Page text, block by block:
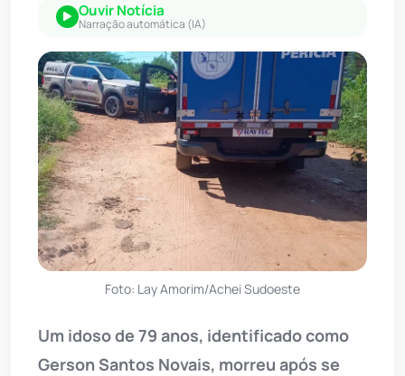
Ouvir Notícia
Narração automática (IA)
Foto: Lay Amorim/Achei Sudoeste
Um idoso de 79 anos, identificado como
Gerson Santos Novais, morreu após se